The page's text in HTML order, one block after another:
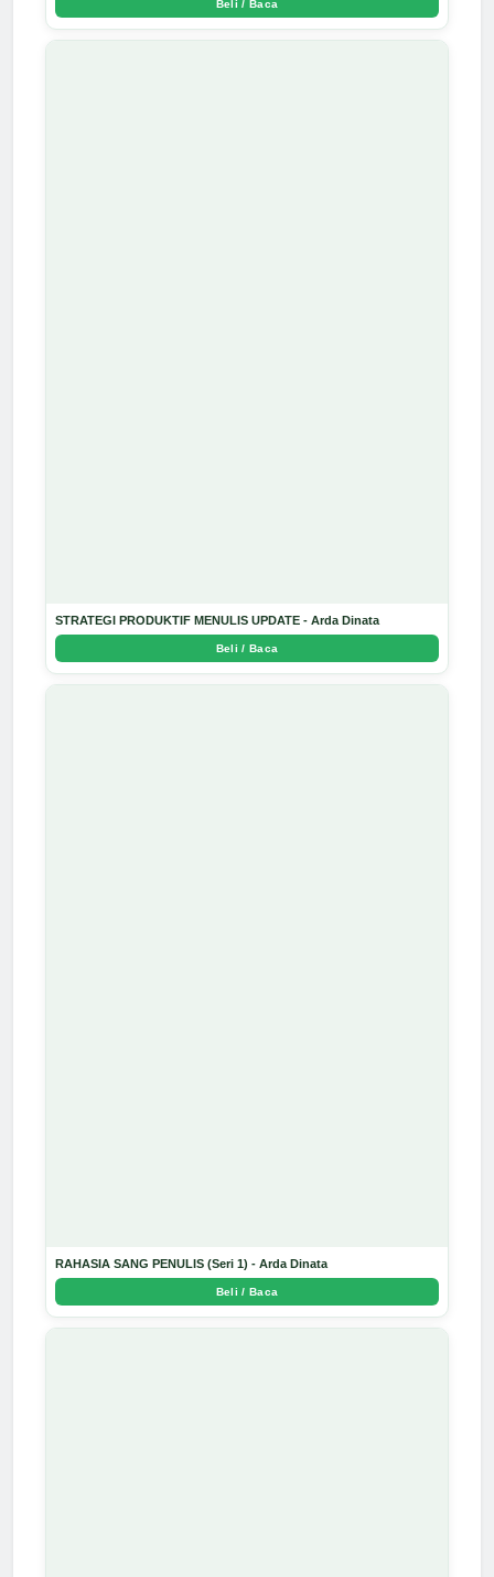
Beli / Baca
STRATEGI PRODUKTIF MENULIS UPDATE - Arda Dinata
Beli / Baca
RAHASIA SANG PENULIS (Seri 1) - Arda Dinata
Beli / Baca